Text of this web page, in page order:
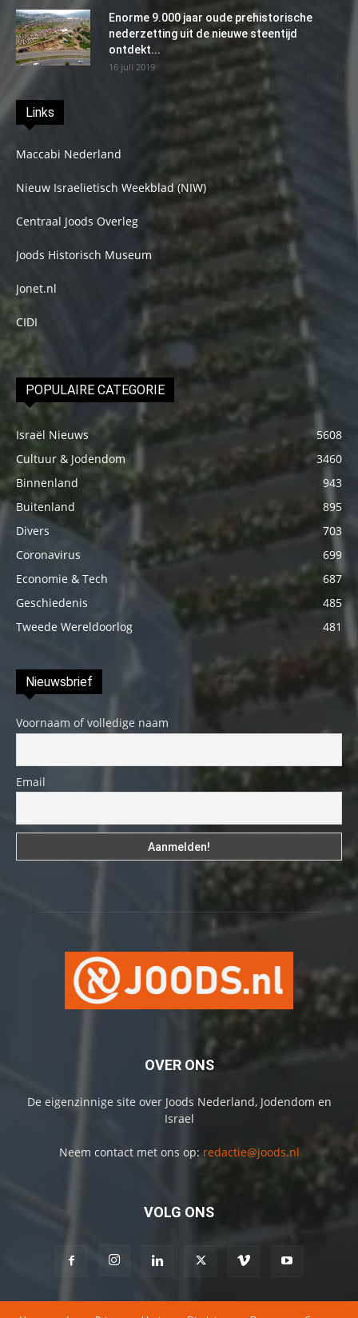
Enorme 9.000 jaar oude prehistorische
nederzetting uit de nieuwe steentijd
ontdekt...
16 juli 2019
Links
Maccabi Nederland
Nieuw Israelietisch Weekblad (NIW)
Centraal Joods Overleg
Joods Historisch Museum
Jonet.nl
CIDI
POPULAIRE CATEGORIE
Israël Nieuws
5608
Cultuur & Jodendom
3460
Binnenland
943
Buitenland
895
Divers
703
Coronavirus
699
Economie & Tech
687
Geschiedenis
485
Tweede Wereldoorlog
481
Nieuwsbrief
Voornaam of volledige naam
Email
OVER ONS
De eigenzinnige site over Joods Nederland, Jodendom en
Israel
Neem contact met ons op: redactie@joods.nl
VOLG ONS